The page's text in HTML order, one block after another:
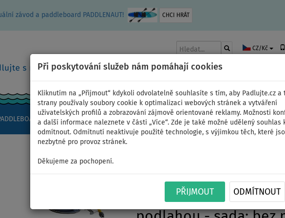
závod a paddleboard PADDLENAUT! CHCI HRÁT
Při poskytování služeb nám pomáhají cookies
Kliknutím na „Přijmout“ kdykoli odvolatelně souhlasíte s tím, aby Padlujte.cz a
strany používaly soubory cookie k optimalizaci webových stránek a vytváření
uživatelských profilů a zobrazování zájmově orientované reklamy. Možnosti
a další informace naleznete v části „Více“. Zde je také možné udělený souhlas
odmítnout. Odmítnutí neaktivuje použité technologie, s výjimkou těch, které
nezbytné pro provoz stránek.
Děkujeme za pochopení.
PŘIJMOUT ODMÍTNOUT
CZ/Kč
KAJAKY ČLUNY A MOTORY PÁDLA PLACHTY OBLEČENÍ
Člun GLADIATOR
white - nafukovací